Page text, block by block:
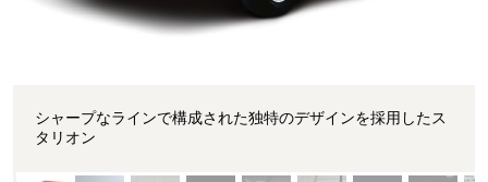
シャープなラインで構成された独特のデザインを採用したス
タリオン